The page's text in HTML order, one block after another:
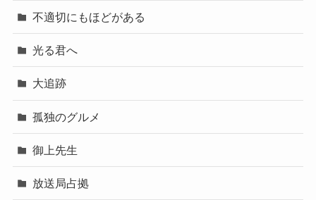
不適切にもほどがある
光る君へ
大追跡
孤独のグルメ
御上先生
放送局占拠